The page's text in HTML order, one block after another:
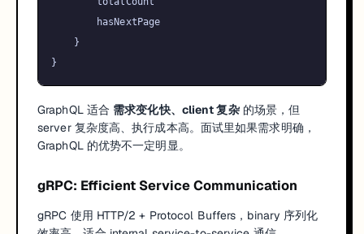
}
}
GraphQL 适合 需求变化快、client 复杂的场景，但
server 复杂度高、执行成本高。面试里如果需求明确，
GraphQL 的优势不一定明显。
gRPC: Efficient Service Communication
gRPC 使用 HTTP/2 + Protocol Buffers，binary 序列化